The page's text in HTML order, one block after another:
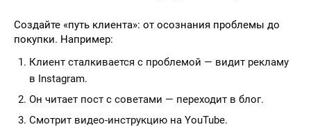
Создайте «путь клиента»: от осознания проблемы до
покупки. Например:
Клиент сталкивается с проблемой — видит рекламу
в Instagram.
Он читает пост с советами — переходит в блог.
Смотрит видео-инструкцию на YouTube.